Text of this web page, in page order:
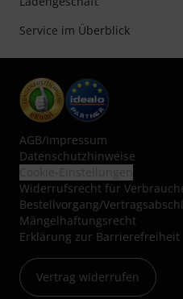
Service im Überblick
AGB/Impressum
Datenschutzhinweise
Widerrufsrecht für
Bestellvorgang/
Mängelhaftungsrecht
Erklärung zur Barrierefreiheit
Vertrag widerrufen